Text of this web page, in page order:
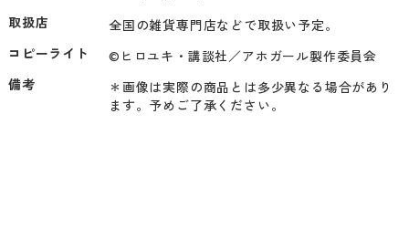
取扱店
全国の雑貨専門店などで取扱い予定。
コピーライト
©ヒロユキ・講談社／アホガール製作委員会
備考
＊画像は実際の商品とは多少異なる場合があり
ます。予めご了承ください。